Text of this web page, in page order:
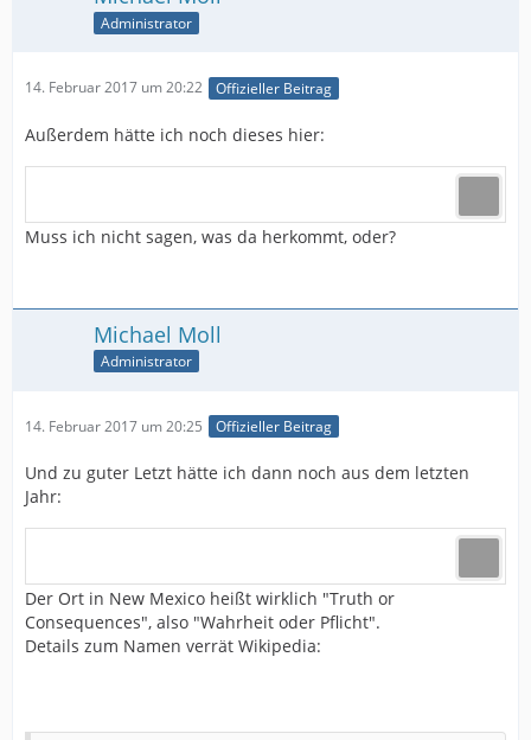
Administrator
14. Februar 2017 um 20:22 Offizieller Beitrag
Außerdem hätte ich noch dieses hier:
Muss ich nicht sagen, was da herkommt, oder?
Michael Moll
Administrator
14. Februar 2017 um 20:25 Offizieller Beitrag
Und zu guter Letzt hätte ich dann noch aus dem letzten
Jahr:
Der Ort in New Mexico heißt wirklich "Truth or
Consequences", also "Wahrheit oder Pflicht".
Details zum Namen verrät Wikipedia: